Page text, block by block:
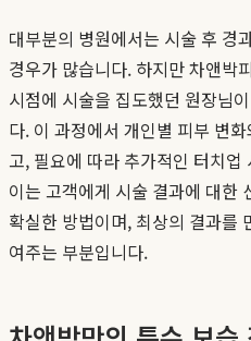
대부분의 병원에서는 시술 후 경
경우가 많습니다. 하지만 차앤박
시점에 시술을 집도했던 원장님
다. 이 과정에서 개인별 피부 변
고, 필요에 따라 추가적인 터치
이는 고객에게 시술 결과에 대한
확실한 방법이며, 최상의 결과를
여주는 부분입니다.